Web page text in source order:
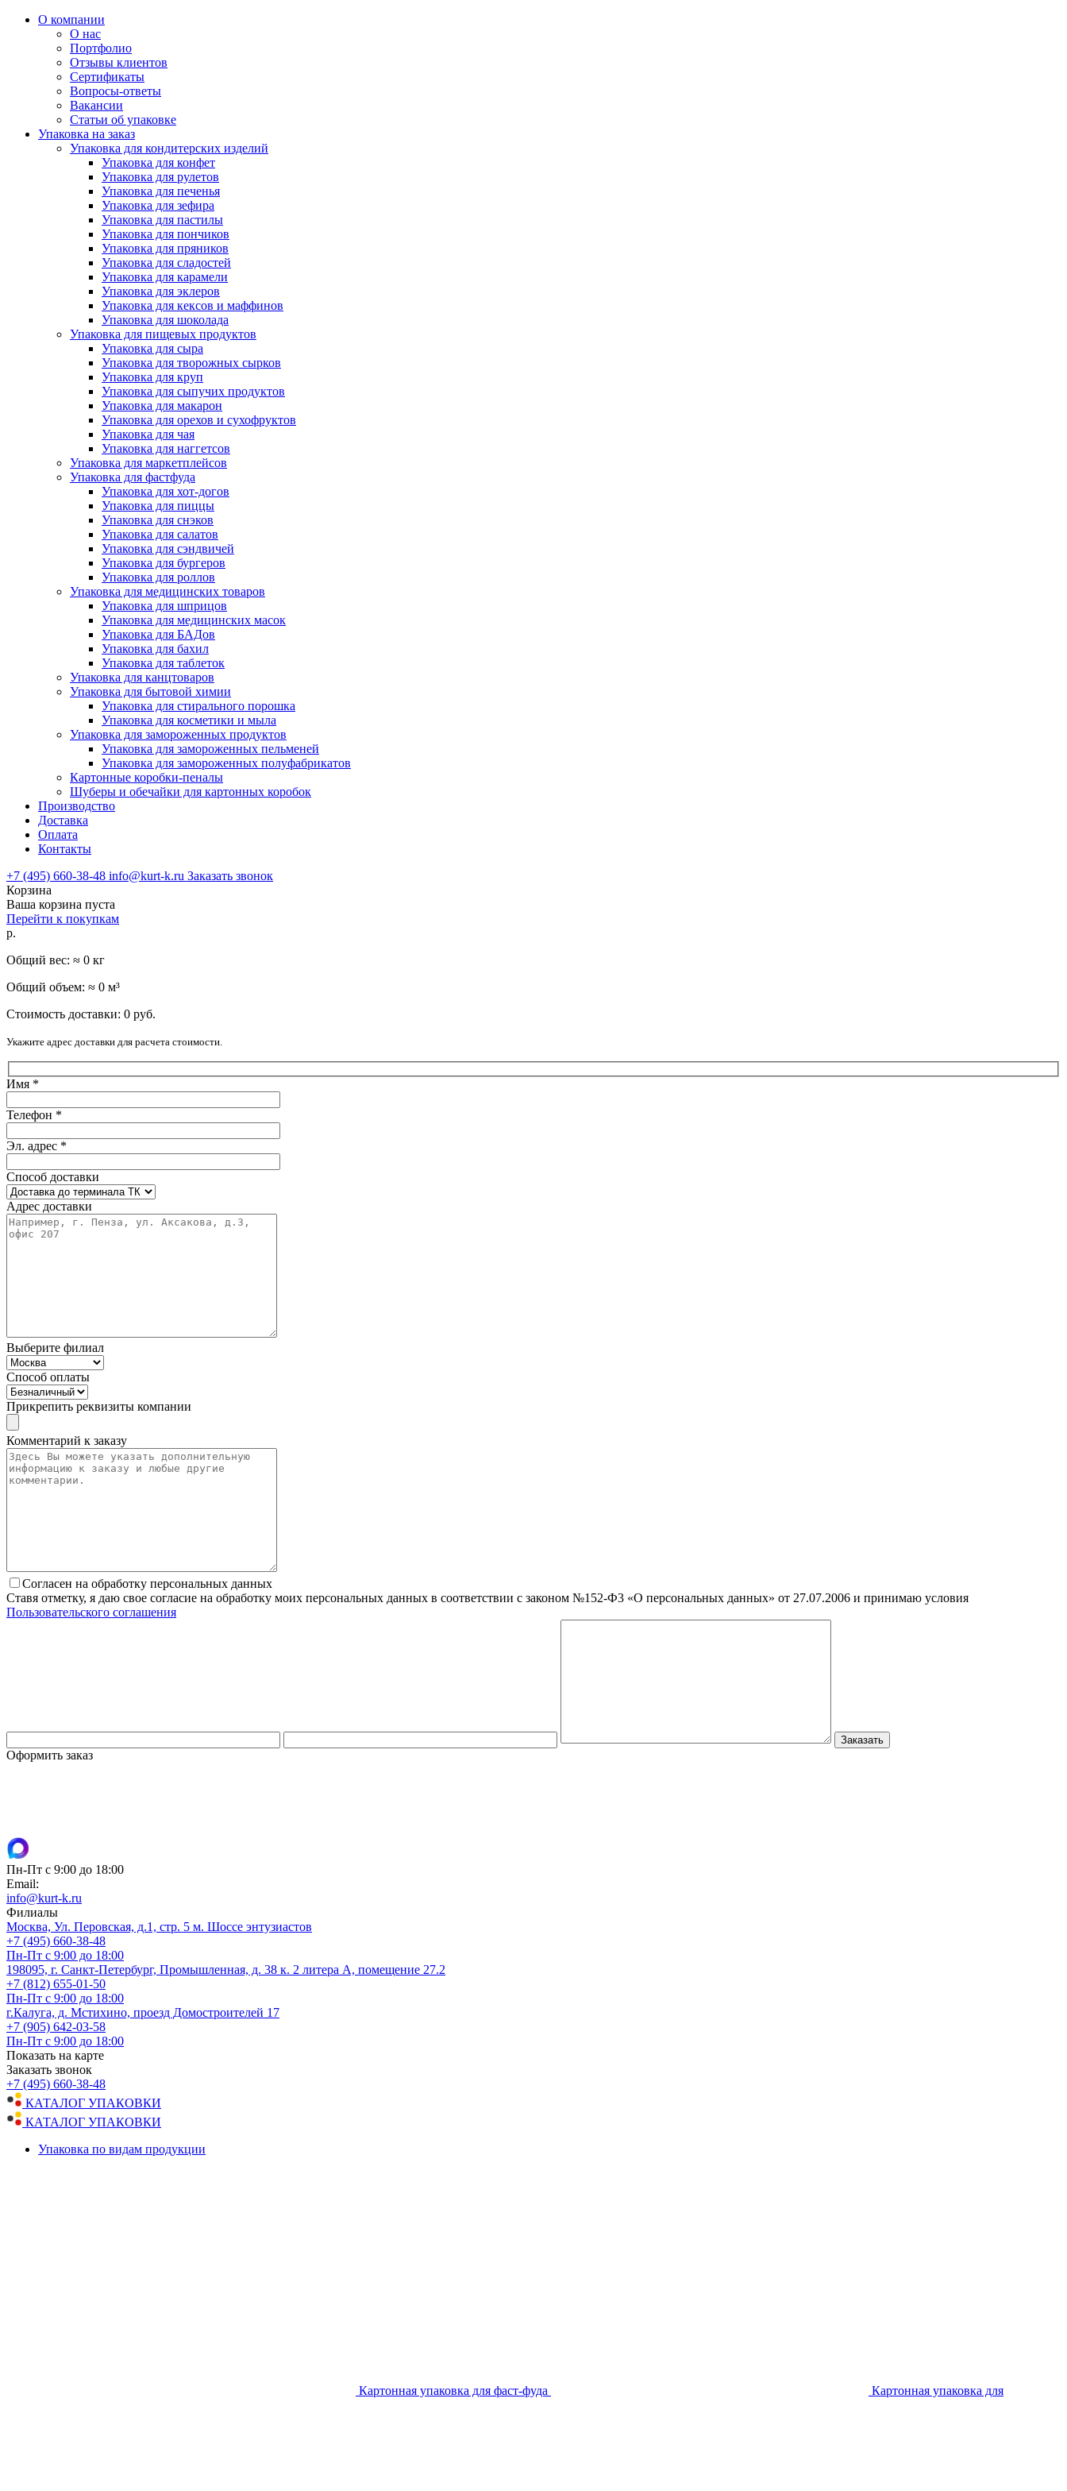
О компании
О нас
Портфолио
Отзывы клиентов
Сертификаты
Вопросы-ответы
Вакансии
Статьи об упаковке
Упаковка на заказ
Упаковка для кондитерских изделий
Упаковка для конфет
Упаковка для рулетов
Упаковка для печенья
Упаковка для зефира
Упаковка для пастилы
Упаковка для пончиков
Упаковка для пряников
Упаковка для сладостей
Упаковка для карамели
Упаковка для эклеров
Упаковка для кексов и маффинов
Упаковка для шоколада
Упаковка для пищевых продуктов
Упаковка для сыра
Упаковка для творожных сырков
Упаковка для круп
Упаковка для сыпучих продуктов
Упаковка для макарон
Упаковка для орехов и сухофруктов
Упаковка для чая
Упаковка для наггетсов
Упаковка для маркетплейсов
Упаковка для фастфуда
Упаковка для хот-догов
Упаковка для пиццы
Упаковка для снэков
Упаковка для салатов
Упаковка для сэндвичей
Упаковка для бургеров
Упаковка для роллов
Упаковка для медицинских товаров
Упаковка для шприцов
Упаковка для медицинских масок
Упаковка для БАДов
Упаковка для бахил
Упаковка для таблеток
Упаковка для канцтоваров
Упаковка для бытовой химии
Упаковка для стирального порошка
Упаковка для косметики и мыла
Упаковка для замороженных продуктов
Упаковка для замороженных пельменей
Упаковка для замороженных полуфабрикатов
Картонные коробки-пеналы
Шуберы и обечайки для картонных коробок
Производство
Доставка
Оплата
Контакты
+7 (495) 660-38-48 info@kurt-k.ru Заказать звонок
Корзина
Ваша корзина пуста
Перейти к покупкам
р.
Общий вес: ≈ 0 кг
Общий объем: ≈ 0 м³
Стоимость доставки: 0 руб.
Укажите адрес доставки для расчета стоимости.
Имя *
Телефон *
Эл. адрес *
Способ доставки
Адрес доставки
Выберите филиал
Способ оплаты
Прикрепить реквизиты компании
Комментарий к заказу
Согласен на обработку персональных данных
Ставя отметку, я даю свое согласие на обработку моих персональных данных в соответствии с законом №152-Ф3 «О персональных данных» от 27.07.2006 и принимаю условия
Пользовательского соглашения
Оформить заказ
Пн-Пт с 9:00 до 18:00
Email:
info@kurt-k.ru
Филиалы
Москва, Ул. Перовская, д.1, стр. 5 м. Шоссе энтузиастов
+7 (495) 660-38-48
Пн-Пт с 9:00 до 18:00
198095, г. Санкт-Петербург, Промышленная, д. 38 к. 2 литера А, помещение 27.2
+7 (812) 655-01-50
Пн-Пт с 9:00 до 18:00
г.Калуга, д. Мстихино, проезд Домостроителей 17
+7 (905) 642-03-58
Пн-Пт с 9:00 до 18:00
Показать на карте
Заказать звонок
+7 (495) 660-38-48
КАТАЛОГ УПАКОВКИ
КАТАЛОГ УПАКОВКИ
Упаковка по видам продукции
Картонная упаковка для фаст-фуда Картонная упаковка для